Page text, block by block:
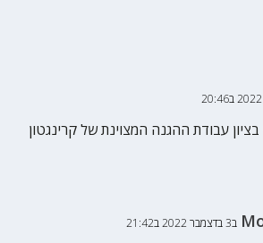
בציון עבודת ההגנה המצוינת של קרינגטון
ב3 בדצמבר 2022 ב21:42